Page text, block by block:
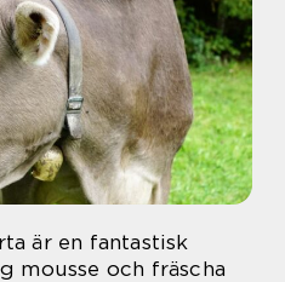
är en fantastisk
mousse och fräscha